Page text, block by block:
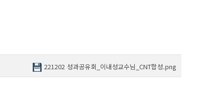
221202 성과공유회_이내성교수님_CNT합성.png